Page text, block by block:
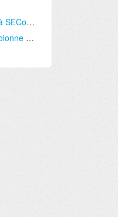
Je me suis récemment réabonné à SECockpit, mais maintenant RankTracker n'affiche pas de données pour les sites et mots-clés que je suis. Le graphique n'affiche que des lignes droites ou rien du tout.
Dans RankTracker, la deuxième colonne s'appelle "Position". Des fois il y a un signe "?" qui apparait dans cette colonne. Est-ce que ça veut dire que ce mot-clé n'est pas classé du tout?